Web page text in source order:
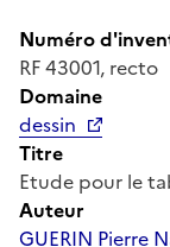
Numéro
RF 43001, recto
Domaine
dessin
Titre
Etude pour le
Auteur
GUERIN Pierre